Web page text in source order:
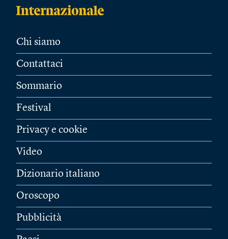
Chi siamo
Contattaci
Sommario
Festival
Privacy e cookie
Video
Dizionario italiano
Oroscopo
Pubblicità